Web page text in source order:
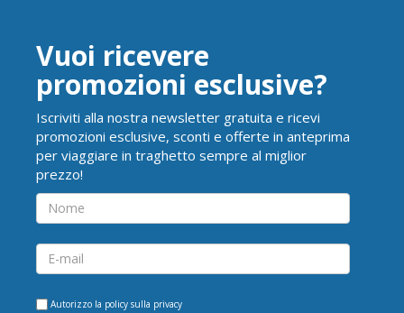
Vuoi ricevere
promozioni esclusive?
Iscriviti alla nostra newsletter gratuita e ricevi
promozioni esclusive, sconti e offerte in anteprima
per viaggiare in traghetto sempre al miglior
prezzo!
Autorizzo la policy sulla privacy